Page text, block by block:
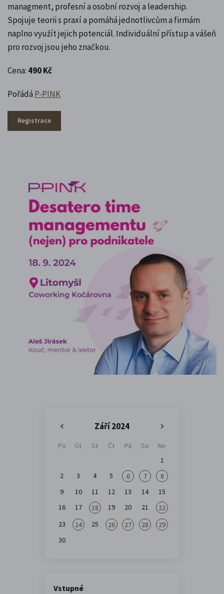
managment, profesní a osobní rozvoj a leadership.
Spojuje teorii s praxí a pomáhá jednotlivcům a firmám
naplno využít jejich potenciál. Individuální přístup a vášeň
pro rozvoj jsou jeho značkou.
Cena: 490 Kč
Pořádá P-PINK
Registrace
Září 2024
Po Út St Čt Pá So
Ne
1
2
3 4 5 6 7
8
9
10 11 12 13 14
15
16
17 18 19 20 21
22
23
24 25 26 27 28
29
30
Vstupné